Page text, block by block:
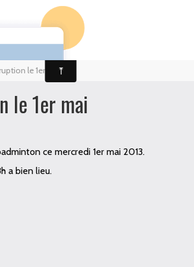
Agenda Album Photos
le 1er mai
le 1er mai
ce mercredi 1er mai 2013.
a bien lieu.